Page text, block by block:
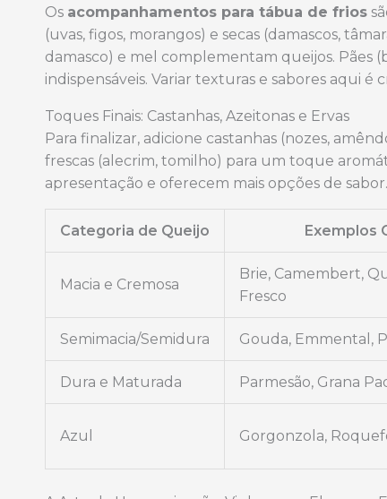
Os acompanhamentos para tábua de frios
(uvas, figos, morangos) e secas (damascos,
damasco) e mel complementam queijos. Pães
indispensáveis. Variar texturas e sabores aqui é
Toques Finais: Castanhas, Azeitonas e Ervas
Para finalizar, adicione castanhas (nozes,
frescas (alecrim, tomilho) para um toque
apresentação e oferecem mais opções de
Categoria de Queijo Exemplos
Macia e Cremosa
Brie, Camembert,
Fresco
Semimacia/Semidura Gouda, Emmental,
Dura e Maturada Parmesão, Grana
Azul Gorgonzola,